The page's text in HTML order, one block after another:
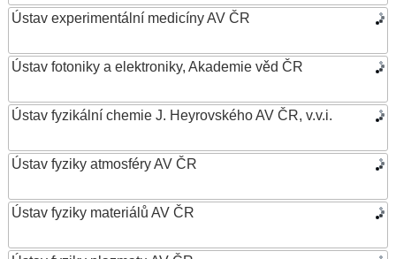
Ústav experimentální medicíny AV ČR
Ústav fotoniky a elektroniky, Akademie věd ČR
Ústav fyzikální chemie J. Heyrovského AV ČR, v.v.i.
Ústav fyziky atmosféry AV ČR
Ústav fyziky materiálů AV ČR